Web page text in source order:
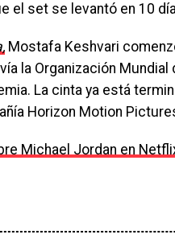
el set se levantó en 10
Mostafa Keshvari
la Organización Mundial
La cinta ya está
Horizon Motion
Michael Jordan en